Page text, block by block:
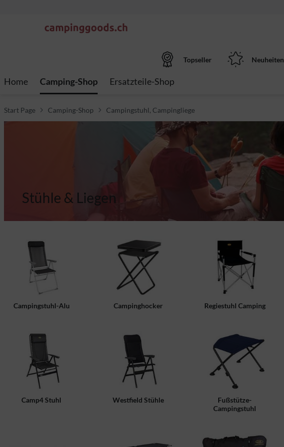
Topseller Neuheiten
Home Camping-Shop Ersatzteile-Shop
Start Page Camping-Shop Campingstuhl, Campingliege
Stühle & Liegen
Campingstuhl-Alu Campinghocker Regiestuhl Camping
Camp4 Stuhl Westfield Stühle
Fußstütze-
Campingstuhl